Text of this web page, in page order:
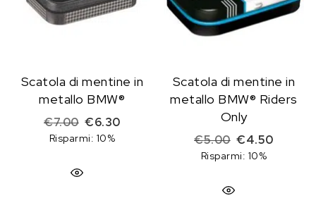
Scatola di mentine in
metallo BMW®
€7.00 Il prezzo originale era: €7.00.
€6.30Il prezzo attuale è: €6.30.
Risparmi: 10%
Scatola di mentine in
metallo BMW® Riders
Only
€5.00 Il prezzo
€4.50Il
Risparmi: 10%